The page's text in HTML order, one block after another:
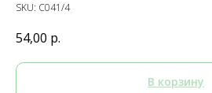
SKU: C041/4
54,00 р.
В корзину